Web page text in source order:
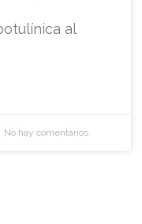
al
No hay comentarios